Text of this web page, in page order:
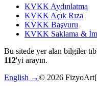
KVKK Aydınlatma
KVKK Açık Rıza
KVKK Başvuru
KVKK Saklama &
Bu sitede yer alan bilgiler
112'yi arayın.
English →© 2026 FizyoArt